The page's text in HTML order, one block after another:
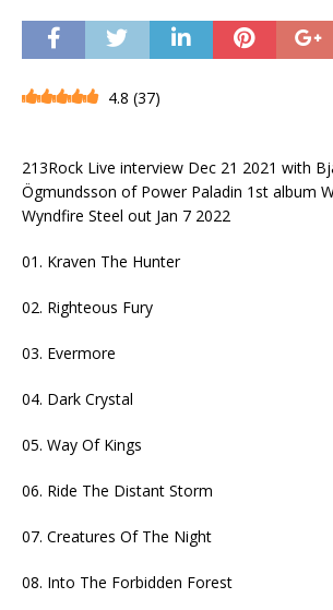
4.8 (37)
213Rock Live interview Dec 21 2021 with
Ögmundsson of Power Paladin 1st album
Wyndfire Steel out Jan 7 2022
01. Kraven The Hunter
02. Righteous Fury
03. Evermore
04. Dark Crystal
05. Way Of Kings
06. Ride The Distant Storm
07. Creatures Of The Night
08. Into The Forbidden Forest